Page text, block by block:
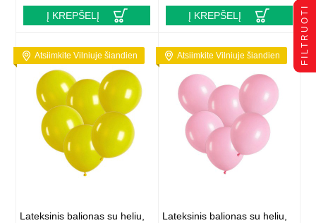
Į KREPŠELĮ Į KREPŠELĮ
Atsiimkite Vilniuje šiandien
Lateksinis balionas su heliu,
Atsiimkite Vilniuje šiandien
Lateksinis balionas su heliu,
FILTRUOTI